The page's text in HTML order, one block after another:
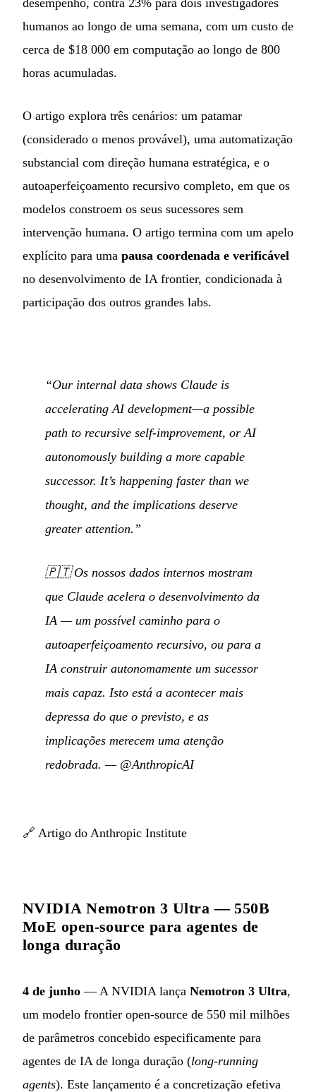
desempenho, contra 23% para dois investigadores
humanos ao longo de uma semana, com um custo de
cerca de $18 000 em computação ao longo de 800
horas acumuladas.
O artigo explora três cenários: um patamar
(considerado o menos provável), uma automatização
substancial com direção humana estratégica, e o
autoaperfeiçoamento recursivo completo, em que os
modelos constroem os seus sucessores sem
intervenção humana. O artigo termina com um apelo
explícito para uma pausa coordenada e verificável
no desenvolvimento de IA frontier, condicionada à
participação dos outros grandes labs.
“Our internal data shows Claude is
accelerating AI development—a possible
path to recursive self-improvement, or AI
autonomously building a more capable
successor. It’s happening faster than we
thought, and the implications deserve
greater attention.”
🇵🇹Os nossos dados internos mostram
que Claude acelera o desenvolvimento da
IA — um possível caminho para o
autoaperfeiçoamento recursivo, ou para a
IA construir autonomamente um sucessor
mais capaz. Isto está a acontecer mais
depressa do que o previsto, e as
implicações merecem uma atenção
redobrada. — @AnthropicAI
🔗 Artigo do Anthropic Institute
NVIDIA Nemotron 3 Ultra — 550B
MoE open-source para agentes de
longa duração
4 de junho — A NVIDIA lança Nemotron 3 Ultra,
um modelo frontier open-source de 550 mil milhões
de parâmetros concebido especificamente para
agentes de IA de longa duração (long-running
agents). Este lançamento é a concretização efetiva